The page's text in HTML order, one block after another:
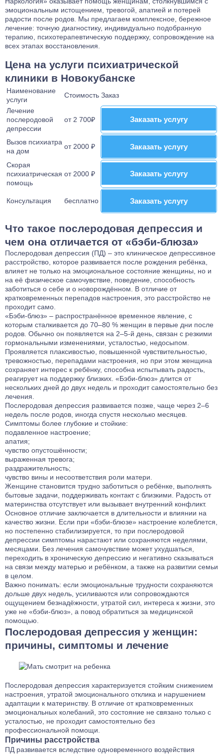
Наркологический стационар
Ресоциализация наркозависимых
Телефон доверия
Лечение булимии
Лечение клаустрофобии
Лечение сонливости
Лечение аутизма
Лечение игромании
Лечение паранойи
Лечение ОКР
Лечение созависимости
Лечение апатии
Лечение зависимости от ставок на спорт
Лечение клептомании
Лечение послеродовой депрессии
Лечение социофобии
Лечение алекситимии
Лечение астении
Лечение истерических расстройств
Лечение тревожного расстройства
Лечение аффективного расстройства
Лечение бессонницы
Лечение ГТР
Лечение лунатизма
Лечение нервных тиков
Лечение аутоагрессии
Лечение аутофобии
Лечение дромомании
Лечение канцерофобии
Лечение мании величия
Лечение орторексии
Лечение парафилий
Лечение прозопагнозии
эмоциональным истощением, тревогой, апатией и потерей
радости после родов. Мы предлагаем комплексное, бережное
лечение: точную диагностику, индивидуально подобранную
терапию, психотерапевтическую поддержку, сопровождение на
всех этапах восстановления.
Цена на услуги психиатрической
клиники в Новокубанске
Наименование
услуги
Стоимость Заказ
Лечение
послеродовой
депрессии
от 2 700₽ Заказать услугу
Заказать услугу
Вызов психиатра
на дом
от 2000 ₽ Заказать услугу
Заказать услугу
Скорая
психиатрическая
помощь
от 2000 ₽ Заказать услугу
Заказать услугу
Консультация бесплатно Заказать услугу
Заказать услугу
Что такое послеродовая депрессия и
чем она отличается от «бэби-блюза»
Послеродовая депрессия (ПД) – это клиническое депрессивное
расстройство, которое развивается после рождения ребёнка,
влияет не только на эмоциональное состояние женщины, но и
на её физическое самочувствие, поведение, способность
заботиться о себе и о новорождённом. В отличие от
кратковременных перепадов настроения, это расстройство не
проходит само.
«Бэби-блюз» – распространённое временное явление, с
которым сталкивается до 70–80 % женщин в первые дни после
родов. Обычно он появляется на 2–5-й день, связан с резкими
гормональными изменениями, усталостью, недосыпом.
Проявляется плаксивостью, повышенной чувствительностью,
тревожностью, перепадами настроения, но при этом женщина
сохраняет интерес к ребёнку, способна испытывать радость,
реагирует на поддержку близких. «Бэби-блюз» длится от
нескольких дней до двух недель и проходит самостоятельно без
лечения.
Послеродовая депрессия развивается позже, чаще через 2–6
недель после родов, иногда спустя несколько месяцев.
Симптомы более глубокие и стойкие:
подавленное настроение;
апатия;
чувство опустошённости;
выраженная тревога;
раздражительность;
чувство вины и несоответствия роли матери.
Женщине становится трудно заботиться о ребёнке, выполнять
бытовые задачи, поддерживать контакт с близкими. Радость от
материнства отсутствует или вызывает внутренний конфликт.
Основное отличие заключается в длительности и влиянии на
качество жизни. Если при «бэби-блюзе» настроение колеблется,
но постепенно стабилизируется, то при послеродовой
депрессии симптомы нарастают или сохраняются неделями,
месяцами. Без лечения самочувствие может ухудшаться,
переходить в хроническую депрессию и негативно сказываться
на связи между матерью и ребёнком, а также на развитии семьи
в целом.
Важно понимать: если эмоциональные трудности сохраняются
дольше двух недель, усиливаются или сопровождаются
ощущением безнадёжности, утратой сил, интереса к жизни, это
уже не «бэби-блюз», а повод обратиться за медицинской
помощью.
Послеродовая депрессия у женщин:
причины, симптомы и лечение
Послеродовая депрессия характеризуется стойким снижением
настроения, утратой эмоционального отклика и нарушением
адаптации к материнству. В отличие от кратковременных
эмоциональных колебаний, это состояние не связано только с
усталостью, не проходит самостоятельно без
профессиональной помощи.
Причины расстройства
ПД развивается вследствие одновременного воздействия